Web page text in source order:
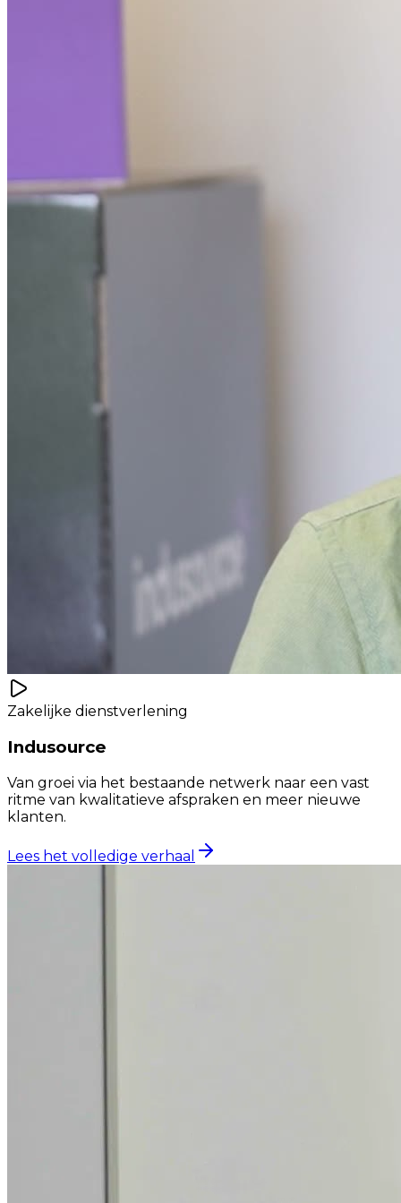
Zakelijke dienstverlening
Indusource
Van groei via het bestaande netwerk naar een vast
ritme van kwalitatieve afspraken en meer nieuwe
klanten.
Lees het volledige verhaal